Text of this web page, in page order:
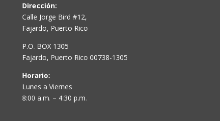
Dirección:
Calle Jorge Bird #12,
Fajardo, Puerto Rico
P.O. BOX 1305
Fajardo, Puerto Rico 00738-1305
Horario:
Lunes a Viernes
8:00 a.m. – 4:30 p.m.